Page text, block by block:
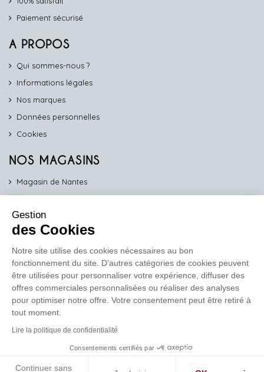
Paiement sécurisé
A PROPOS
Qui sommes-nous ?
Informations légales
Nos marques
Données personnelles
Cookies
NOS MAGASINS
Magasin de Nantes
Magasin de Vannes
Magasin d'Orléans
COMPTOIR PRO
work
Comptoir des Lustres vous propose ses services dédiés aux
Gestion
des Cookies
Notre site utilise des cookies nécessaires au bon
fonctionnement du site. D’autres catégories de cookies peuvent
être utilisées pour personnaliser votre expérience, diffuser des
offres commerciales personnalisées ou réaliser des analyses
pour optimiser notre offre. Votre consentement peut être retiré à
tout moment.
Lire la politique de confidentialité
Consentements certifiés par
Continuer sans